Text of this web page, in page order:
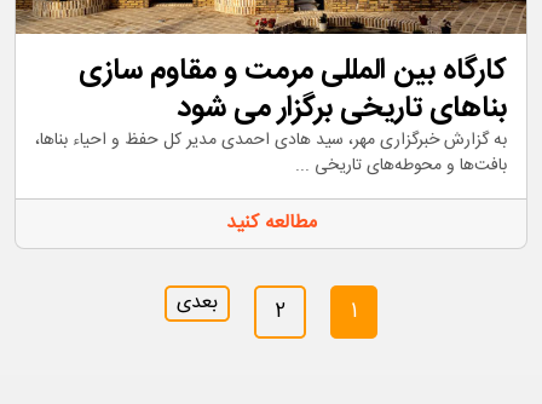
کارگاه بین المللی مرمت و مقاوم سازی
بناهای تاریخی برگزار می شود
به گزارش خبرگزاری مهر، سید هادی احمدی مدیر کل حفظ و احیاء بناها،
بافت‌ها و محوطه‌های تاریخی ...
مطالعه کنید
صفحه‌بندی
نوشته‌ها
1
2 بعدی